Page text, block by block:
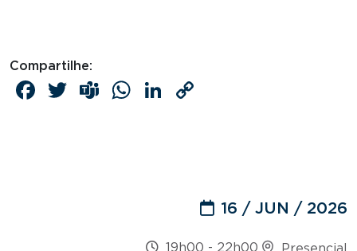
Compartilhe:
Facebook
Twitter
Teams
WhatsApp
LinkedIn
16 / JUN / 2026
19h00 - 22h00